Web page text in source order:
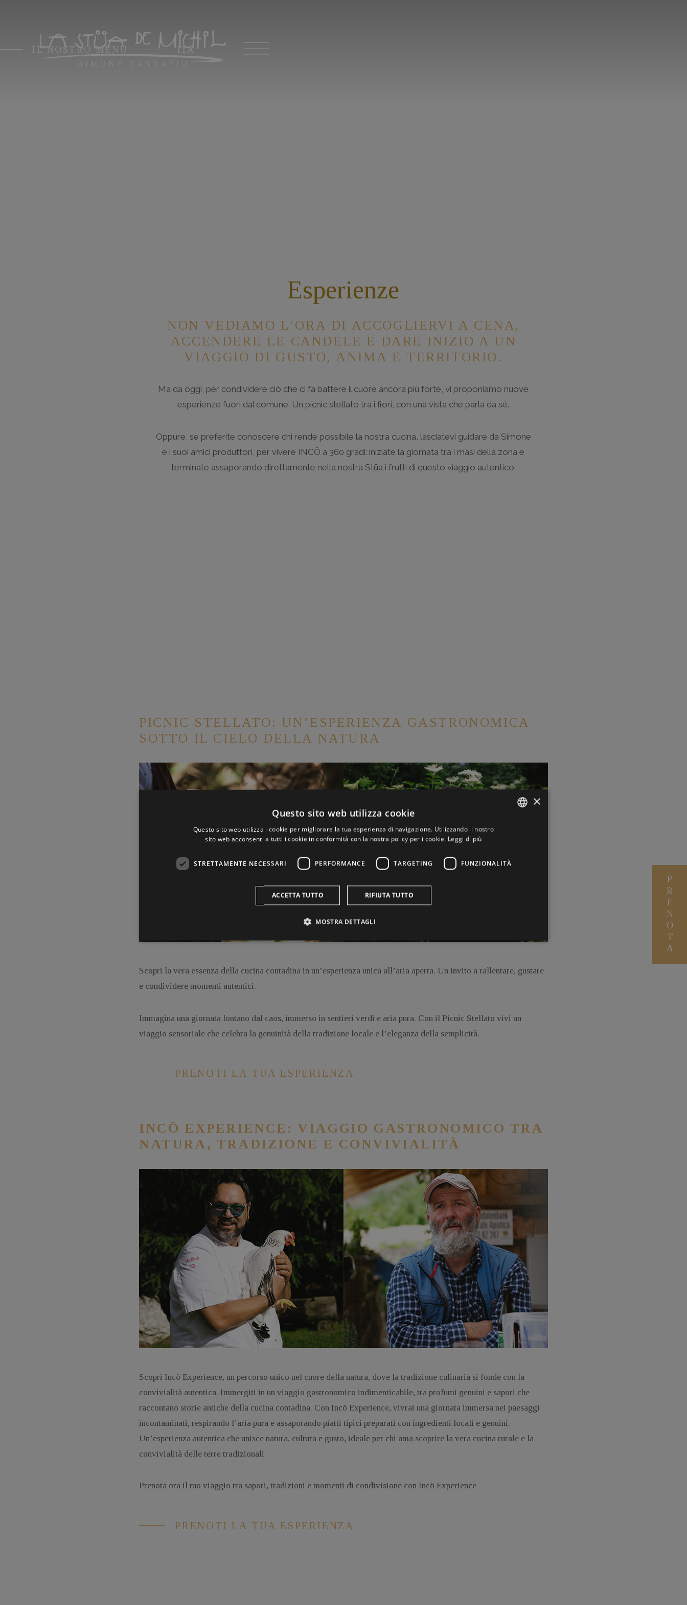
ILNOSTROMENU
PRENOTA
ITA
Esperienze
NON VEDIAMO L’ORA DI ACCOGLIERVI A CENA,
ACCENDERE LE CANDELE E DARE INIZIO A UN
VIAGGIO DI GUSTO, ANIMA E TERRITORIO.
Ma da oggi, per condividere ciò che ci fa battere il cuore ancora più forte, vi proponiamo nuove
esperienze fuori dal comune. Un picnic stellato tra i fiori, con una vista che parla da sé.
Oppure, se preferite conoscere chi rende possibile la nostra cucina, lasciatevi guidare da Simone
e i suoi amici produttori, per vivere INCÖ a 360 gradi: iniziate la giornata tra i masi della zona e
terminate assaporando direttamente nella nostra Stüa i frutti di questo viaggio autentico.
PICNIC STELLATO: UN’ESPERIENZA GASTRONOMICA
SOTTO IL CIELO DELLA NATURA
Scopri la vera essenza della cucina contadina in un’esperienza unica all’aria aperta. Un invito a rallentare, gustare
e condividere momenti autentici.
Immagina una giornata lontano dal caos, immerso in sentieri verdi e aria pura. Con il Picnic Stellato vivi un
viaggio sensoriale che celebra la genuinità della tradizione locale e l’eleganza della semplicità.
PRENOTI LA TUA ESPERIENZA
INCÖ EXPERIENCE: VIAGGIO GASTRONOMICO TRA
NATURA, TRADIZIONE E CONVIVIALITÀ
Scopri Incö Experience, un percorso unico nel cuore della natura, dove la tradizione culinaria si fonde con la
convivialità autentica. Immergiti in un viaggio gastronomico indimenticabile, tra profumi genuini e sapori che
raccontano storie antiche della cucina contadina. Con Incö Experience, vivrai una giornata immersa nei paesaggi
incontaminati, respirando l’aria pura e assaporando piatti tipici preparati con ingredienti locali e genuini.
Un’esperienza autentica che unisce natura, cultura e gusto, ideale per chi ama scoprire la vera cucina rurale e la
convivialità delle terre tradizionali.
Prenota ora il tuo viaggio tra sapori, tradizioni e momenti di condivisione con Incö Experience
PRENOTI LA TUA ESPERIENZA
ENGLISH
×
Questo sito web utilizza cookie
Questo sito web utilizza i cookie per migliorare la tua esperienza di navigazione. Utilizzando il nostro
sito web acconsenti a tutti i cookie in conformità con la nostra policy per i cookie. Leggi di più
STRETTAMENTE NECESSARI PERFORMANCE TARGETING FUNZIONALITÀ
ACCETTA TUTTO RIFIUTA TUTTO
MOSTRA DETTAGLI